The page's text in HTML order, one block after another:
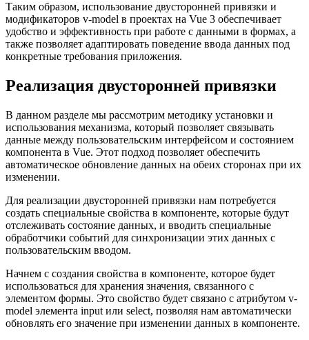
Таким образом, использование двусторонней привязки и
модификаторов v-model в проектах на Vue 3 обеспечивает
удобство и эффективность при работе с данными в формах, а
также позволяет адаптировать поведение ввода данных под
конкретные требования приложения.
Реализация двусторонней привязки
В данном разделе мы рассмотрим методику установки и
использования механизма, который позволяет связывать
данные между пользовательским интерфейсом и состоянием
компонента в Vue. Этот подход позволяет обеспечить
автоматическое обновление данных на обеих сторонах при их
изменении.
Для реализации двусторонней привязки нам потребуется
создать специальные свойства в компоненте, которые будут
отслеживать состояние данных, и вводить специальные
обработчики событий для синхронизации этих данных с
пользовательским вводом.
Начнем с создания свойства в компоненте, которое будет
использоваться для хранения значения, связанного с
элементом формы. Это свойство будет связано с атрибутом v-
model элемента input или select, позволяя нам автоматически
обновлять его значение при изменении данных в компоненте.